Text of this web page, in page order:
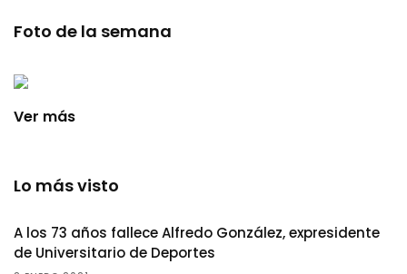
Foto de la semana
Ver más
Lo más visto
A los 73 años fallece Alfredo González, expresidente
de Universitario de Deportes